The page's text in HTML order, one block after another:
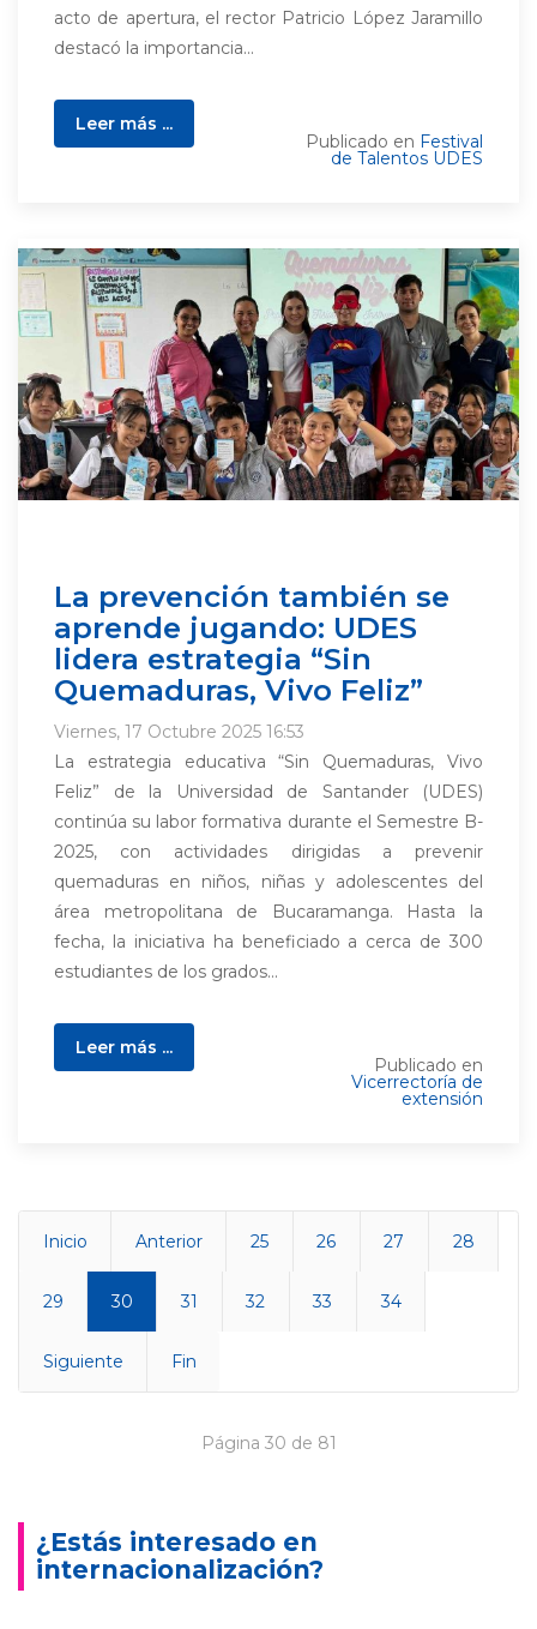
acto de apertura, el rector Patricio López Jaramillo
destacó la importancia...
Leer más ...
Publicado en Festival
de Talentos UDES
La prevención también se
aprende jugando: UDES
lidera estrategia “Sin
Quemaduras, Vivo Feliz”
Viernes, 17 Octubre 2025 16:53
La estrategia educativa “Sin Quemaduras, Vivo
Feliz” de la Universidad de Santander (UDES)
continúa su labor formativa durante el Semestre B-
2025, con actividades dirigidas a prevenir
quemaduras en niños, niñas y adolescentes del
área metropolitana de Bucaramanga. Hasta la
fecha, la iniciativa ha beneficiado a cerca de 300
estudiantes de los grados...
Leer más ...
Publicado en
Vicerrectoría de
extensión
Inicio Anterior 25 26 27 28
29 30 31 32 33 34
Siguiente Fin
Página 30 de 81
¿Estás interesado en
internacionalización?